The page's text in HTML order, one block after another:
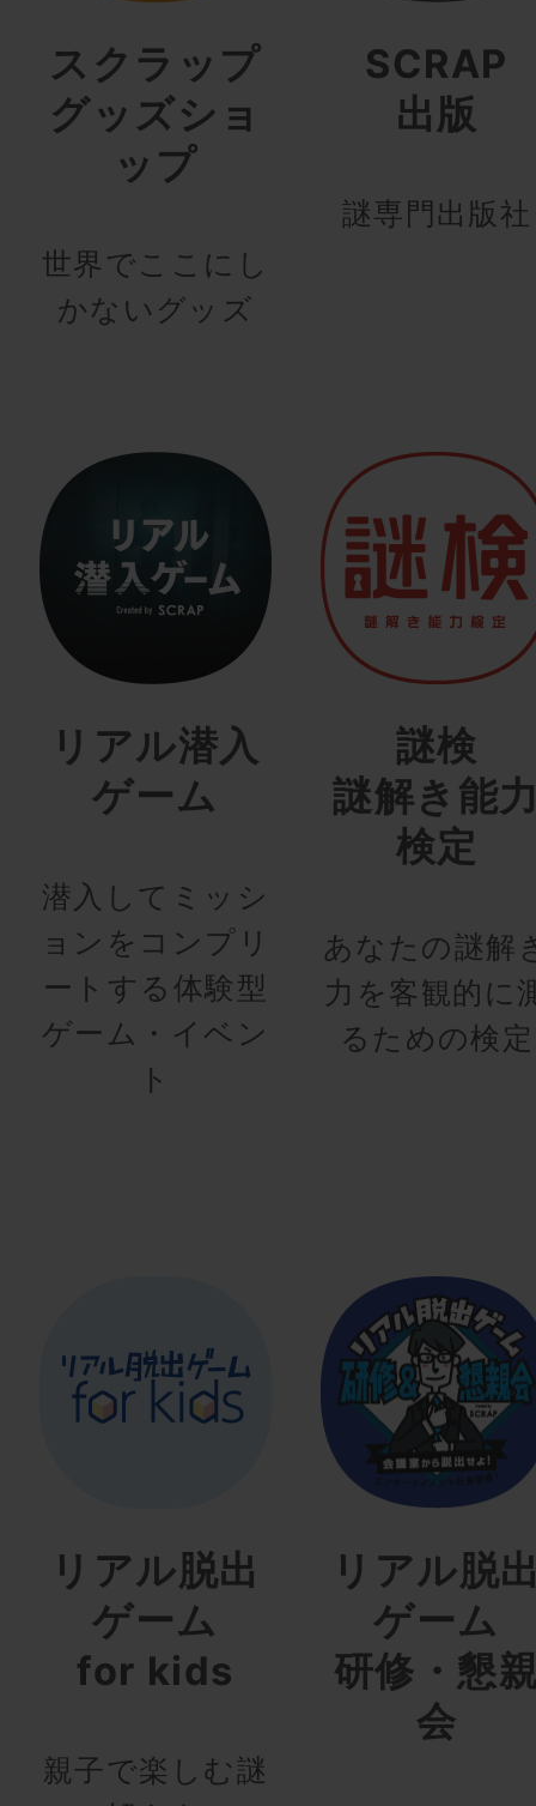
スクラップ
グッズショ
ップ
世界でここにし
かないグッズ
SCRAP
出版
謎専門出版社
リアル潜入
ゲーム
潜入してミッシ
ョンをコンプリ
ートする体験型
ゲーム・イベン
ト
謎検
謎解き能
検定
あなたの謎解
力を客観的に
るための検定
リアル脱出
ゲーム
for kids
親子で楽しむ謎
リアル脱
ゲーム
研修・懇
会